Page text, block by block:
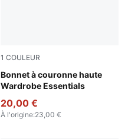
1 COULEUR
Bonnet à couronne haute
Wardrobe Essentials
Alpine Snow
20,00 €
À l'origine:23,00 €